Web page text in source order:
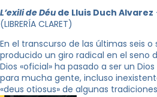
L’exili de Déude Lluis Duch Alvarez
(LIBRERÍA CLARET)
En el transcurso de las últimas seis
producido un giro radical en el seno
Dios «oficial» ha pasado a ser un
para mucha gente, incluso
«deus otiosus» de algunas